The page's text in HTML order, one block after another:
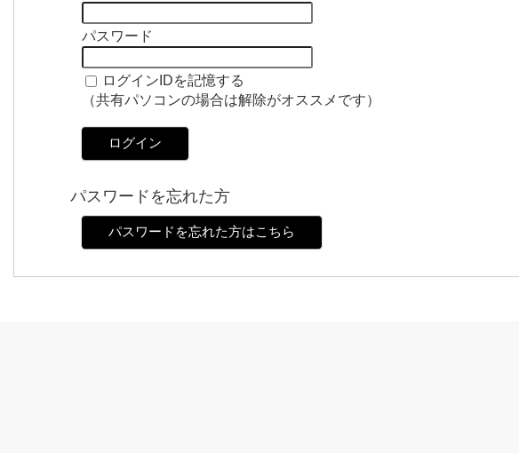
パスワード
ログインIDを記憶する
（共有パソコンの場合は解除がオススメです）
ログイン
パスワードを忘れた方
パスワードを忘れた方はこちら